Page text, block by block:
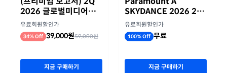
2026 글로벌미디어기
업 실적 종합 보고서
유료회원할인가
34% Off 39,000원59,000원
지금 구매하기
SKYDANCE 2026 2분
기 실적
유료회원할인가
100% Off 무료
지금 구매하기